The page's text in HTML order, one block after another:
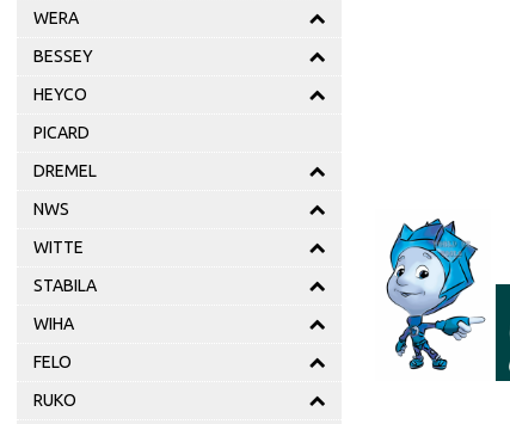
WERA
BESSEY
HEYCO
PICARD
DREMEL
NWS
WITTE
STABILA
WIHA
FELO
RUKO